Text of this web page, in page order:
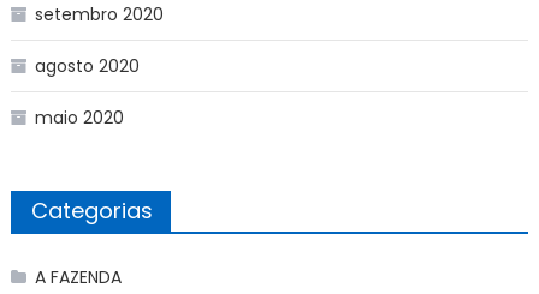
setembro 2020
agosto 2020
maio 2020
Categorias
A FAZENDA